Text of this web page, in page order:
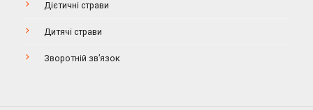
Дієтичні страви
Дитячі страви
Зворотній зв’язок